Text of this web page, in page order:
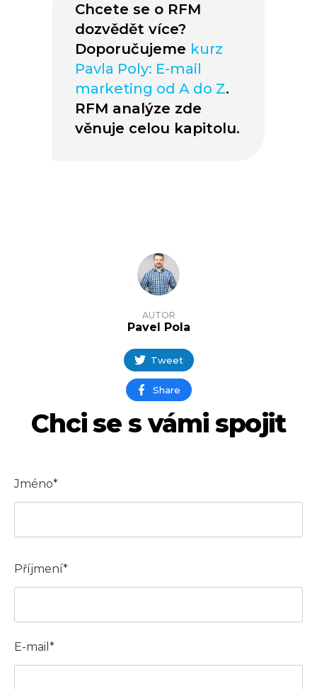
AUTOR
Pavel Pola
Tweet
Share
Chcete se o RFM
dozvědět více?
Doporučujeme kurz
Pavla Poly: E-mail
marketing od A do Z.
RFM analýze zde
věnuje celou kapitolu.
Chci se s vámi spojit
Jméno*
Příjmení*
E-mail*